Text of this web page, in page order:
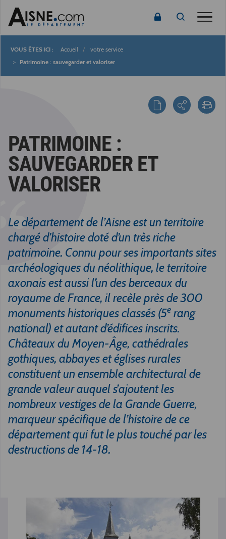
Fil
Accueil
votre service
Patrimoine : sauvegarder et valoriser
PATRIMOINE :
SAUVEGARDER ET
VALORISER
Le département de l’Aisne est un territoire
chargé d’histoire doté d’un très riche
patrimoine. Connu pour ses importants sites
archéologiques du néolithique, le territoire
axonais est aussi l’un des berceaux du
royaume de France, il recèle près de 300
monuments historiques classés (5e rang
national) et autant d’édifices inscrits.
Châteaux du Moyen-Âge, cathédrales
gothiques, abbayes et églises rurales
constituent un ensemble architectural de
grande valeur auquel s’ajoutent les
nombreux vestiges de la Grande Guerre,
marqueur spécifique de l’histoire de ce
département qui fut le plus touché par les
destructions de 14-18.